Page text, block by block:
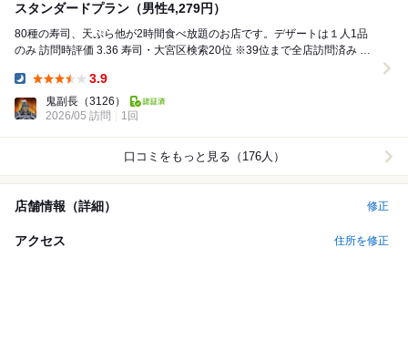
スタンダードプラン（男性4,279円）
80種の寿司、天ぷら他が2時間食べ放題のお店です。デザートは１人1品
のみ 訪問時評価 3.36 寿司・大宮区検索20位 ※39位まで全店訪問済み 平
3.9
鬼副長 （3126）
2026/05 訪問
1回
口コミをもっと見る（176人）
店舗情報（詳細） 修正
アクセス 住所を修正